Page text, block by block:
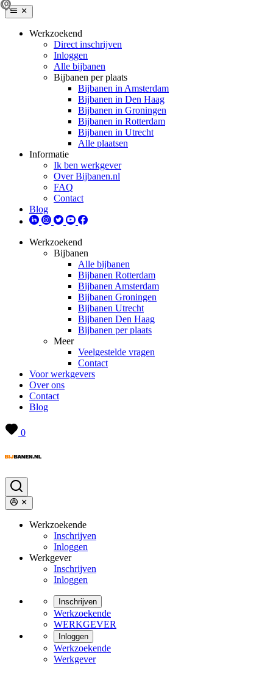
Werkzoekend
Direct inschrijven
Inloggen
Alle bijbanen
Bijbanen per plaats
Bijbanen in Amsterdam
Bijbanen in Den Haag
Bijbanen in Groningen
Bijbanen in Rotterdam
Bijbanen in Utrecht
Alle plaatsen
Informatie
Ik ben werkgever
Over Bijbanen.nl
FAQ
Contact
Blog
Werkzoekend
Bijbanen
Alle bijbanen
Bijbanen Rotterdam
Bijbanen Amsterdam
Bijbanen Groningen
Bijbanen Utrecht
Bijbanen Den Haag
Bijbanen per plaats
Meer
Veelgestelde vragen
Contact
Voor werkgevers
Over ons
Contact
Blog
0
Werkzoekende
Inschrijven
Inloggen
Werkgever
Inschrijven
Inloggen
Inschrijven
Werkzoekende
WERKGEVER
Inloggen
Werkzoekende
Werkgever